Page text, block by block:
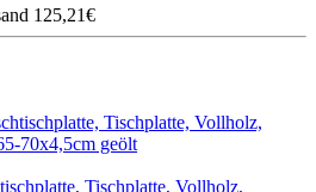
125,21€
Tischplatte, Vollholz,